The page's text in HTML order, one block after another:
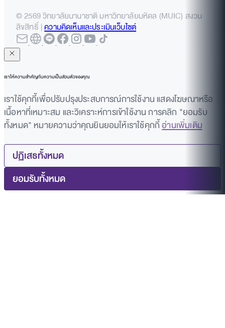
© 2569 วิทยาลัยนานาชาติ มหาวิทยาลัยมหิดล (MUIC) สงวน
ลิขสิทธิ์ |ความคิดเห็นและประเมินเว็บไซต์
เราให้ความสำคัญกับความเป็นส่วนตัวของคุณ
เราใช้คุกกี้เพื่อปรับปรุงประสบการณ์การใช้งาน แสดงโฆษณาหรือ
เนื้อหาที่เหมาะสม และวิเคราะห์การเข้าใช้งาน การคลิก "ยอมรับ
ทั้งหมด" หมายความว่าคุณยินยอมให้เราใช้คุกกี้อ่านเพิ่มเติม
ปฏิเสธทั้งหมด
ยอมรับทั้งหมด